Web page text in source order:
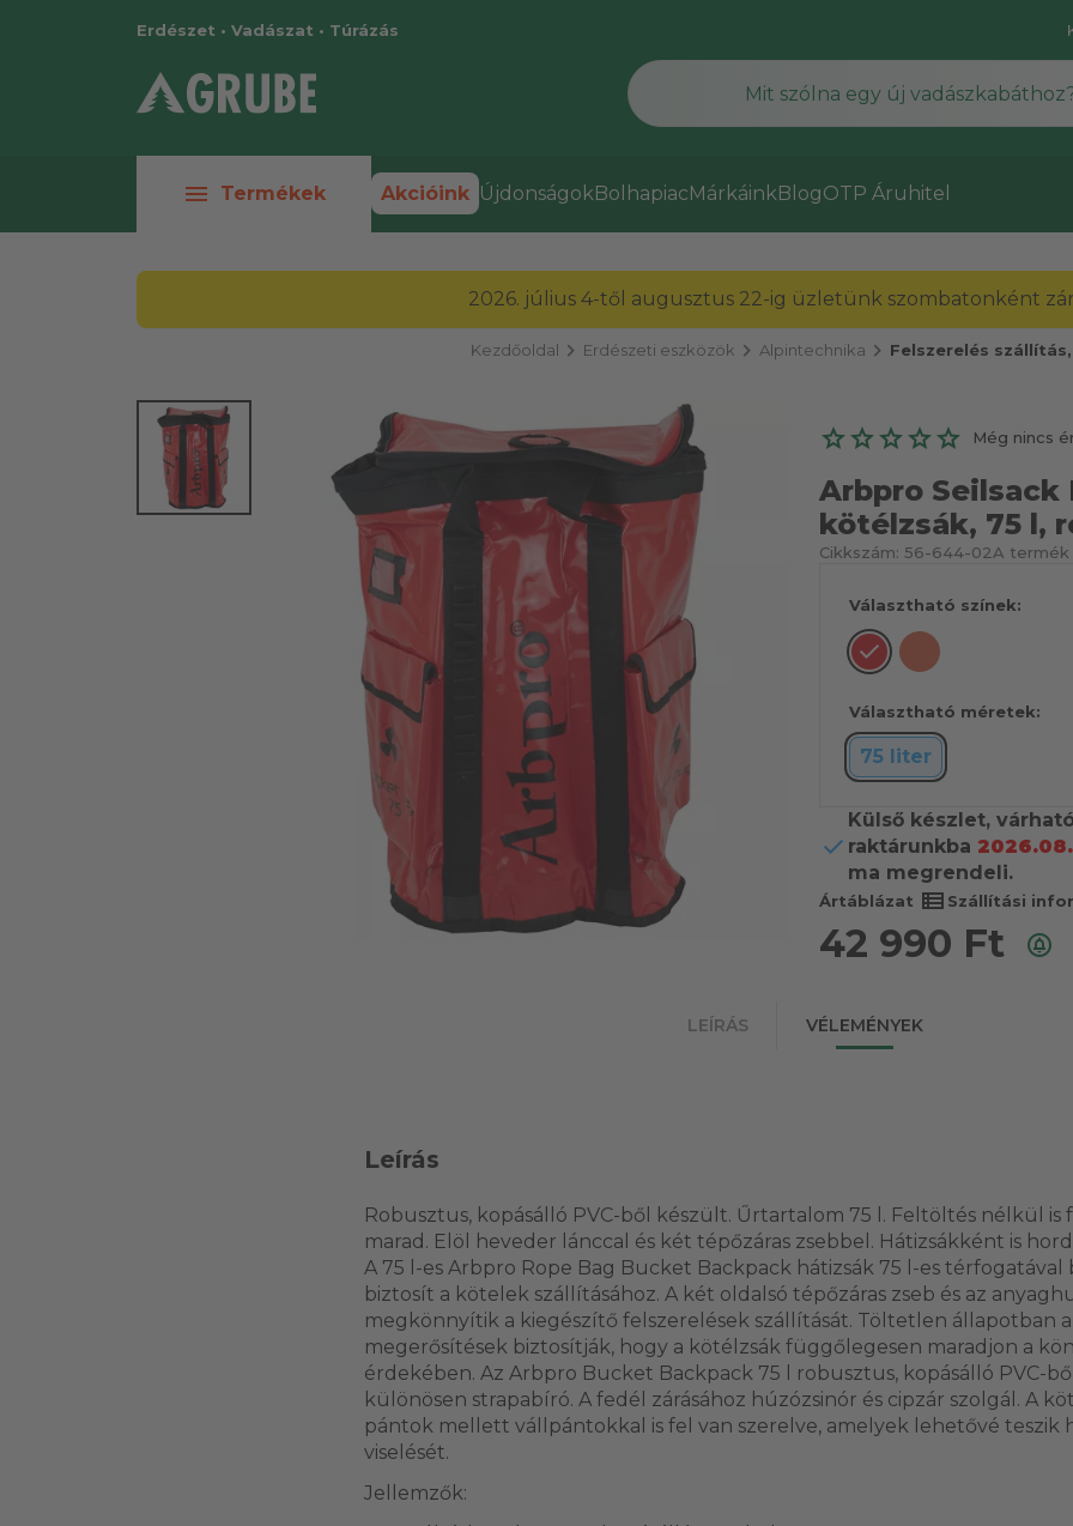
Erdészet • Vadászat • Túrázás
menu Termékek Akcióink ÚjdonságokBolhapiacMárkáinkBlogOTP Áruhitel
2026. július 4-től augusztus 22-ig üzletünk szombatonként
Kezdőoldal chevron_right Erdészeti eszközök chevron_right Alpintechnika chevron_right Felszerelés
Még nincs
Arbpro
kötélzsák, 75 l,
Cikkszám: 56-644-02A termék
Választható színek:
Választható méretek:
75 liter
Külső készlet,
raktárunkba
ma megrendeli.
Ártáblázat view_list Szállítási
42 990 Ft
LEÍRÁS VÉLEMÉNYEK
Leírás
Robusztus, kopásálló PVC-ből készült. Űrtartalom 75 l. Feltöltés nélkül is
marad. Elöl heveder lánccal és két tépőzáras zsebbel. Hátizsákként is
A 75 l-es Arbpro Rope Bag Bucket Backpack hátizsák 75 l-es térfogatával
biztosít a kötelek szállításához. A két oldalsó tépőzáras zseb és az
megkönnyítik a kiegészítő felszerelések szállítását. Töltetlen állapotban
megerősítések biztosítják, hogy a kötélzsák függőlegesen maradjon a
érdekében. Az Arbpro Bucket Backpack 75 l robusztus, kopásálló PVC-
különösen strapabíró. A fedél zárásához húzózsinór és cipzár szolgál. A
pántok mellett vállpántokkal is fel van szerelve, amelyek lehetővé teszik
viselését.
Jellemzők: